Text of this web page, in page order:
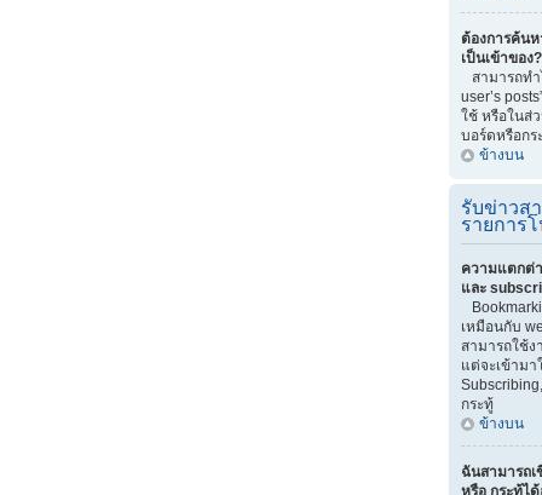
ต้องการค้น
เป็นเข้าของ?
สามารถทำ
user’s
ใช้ หรือในส่
บอร์ดหรือกร
ข้างบน
รับข่าวส
รายการ
ความแตกต่
และ
เหมือนกับ
สามารถใช้
แต่จะเข้าม
กระทู้
ข้างบน
ฉันสามารถ
หรือ กระทู้ได้